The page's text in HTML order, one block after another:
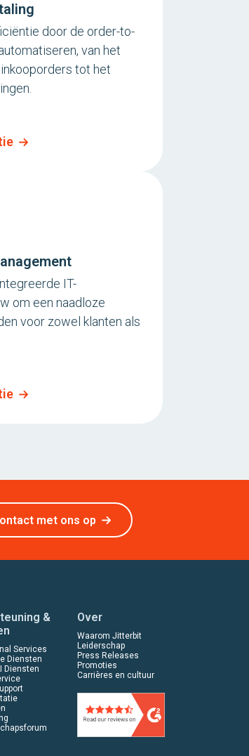
door de order-to-
van het
tot het
IT-
om een naadloze
voor zowel klanten als
met ons op
&
Services
Diensten
Diensten
Over
Waarom Jitterbit
Leiderschap
Press Releases
Promoties
Carrières en cultuur